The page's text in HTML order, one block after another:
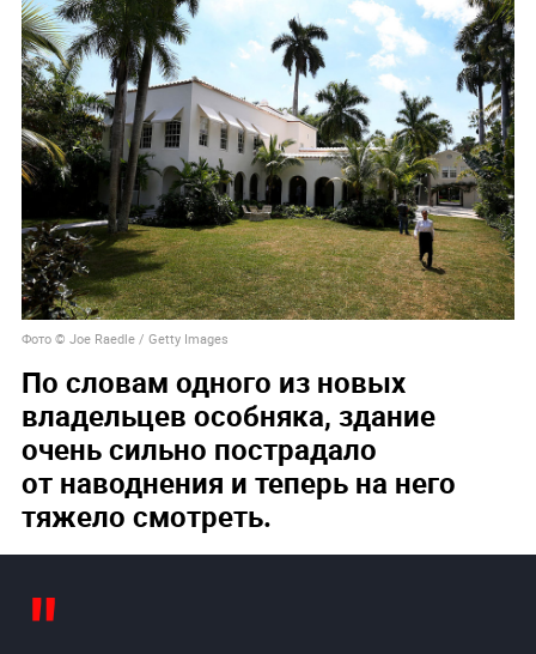
Фото © Joe Raedle / Getty Images
По словам одного из новых
владельцев особняка, здание
очень сильно пострадало
от наводнения и теперь на него
тяжело смотреть.